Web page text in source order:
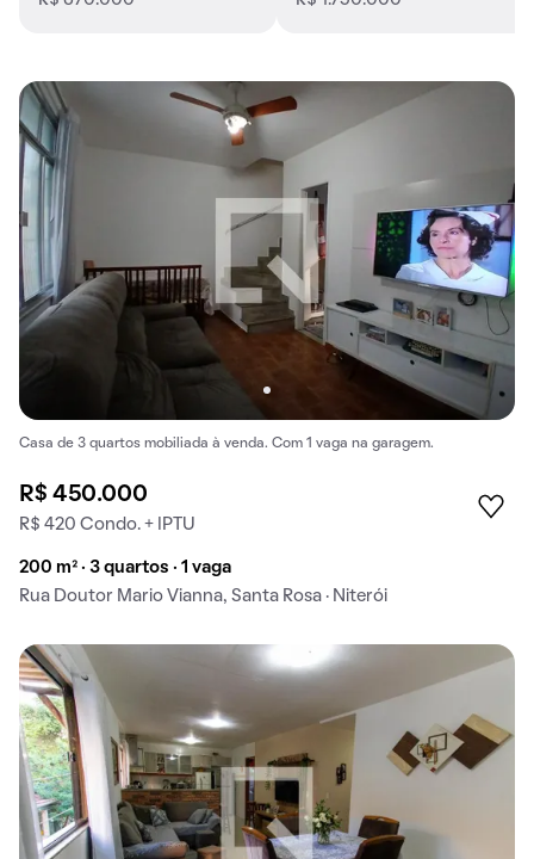
Casa de 3 quartos mobiliada à venda. Com 1 vaga na garagem.
R$ 450.000
R$ 420 Condo. + IPTU
200 m² · 3 quartos · 1 vaga
Rua Doutor Mario Vianna, Santa Rosa · Niterói